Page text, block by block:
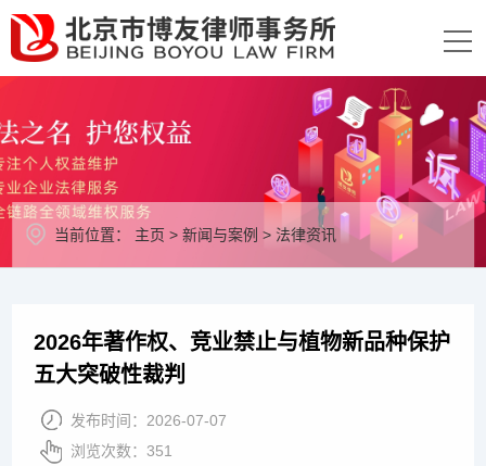
当前位置： 主页 >新闻与案例 > 法律资讯
2026年著作权、竞业禁止与植物新品种保护
五大突破性裁判
发布时间：2026-07-07
浏览次数：351